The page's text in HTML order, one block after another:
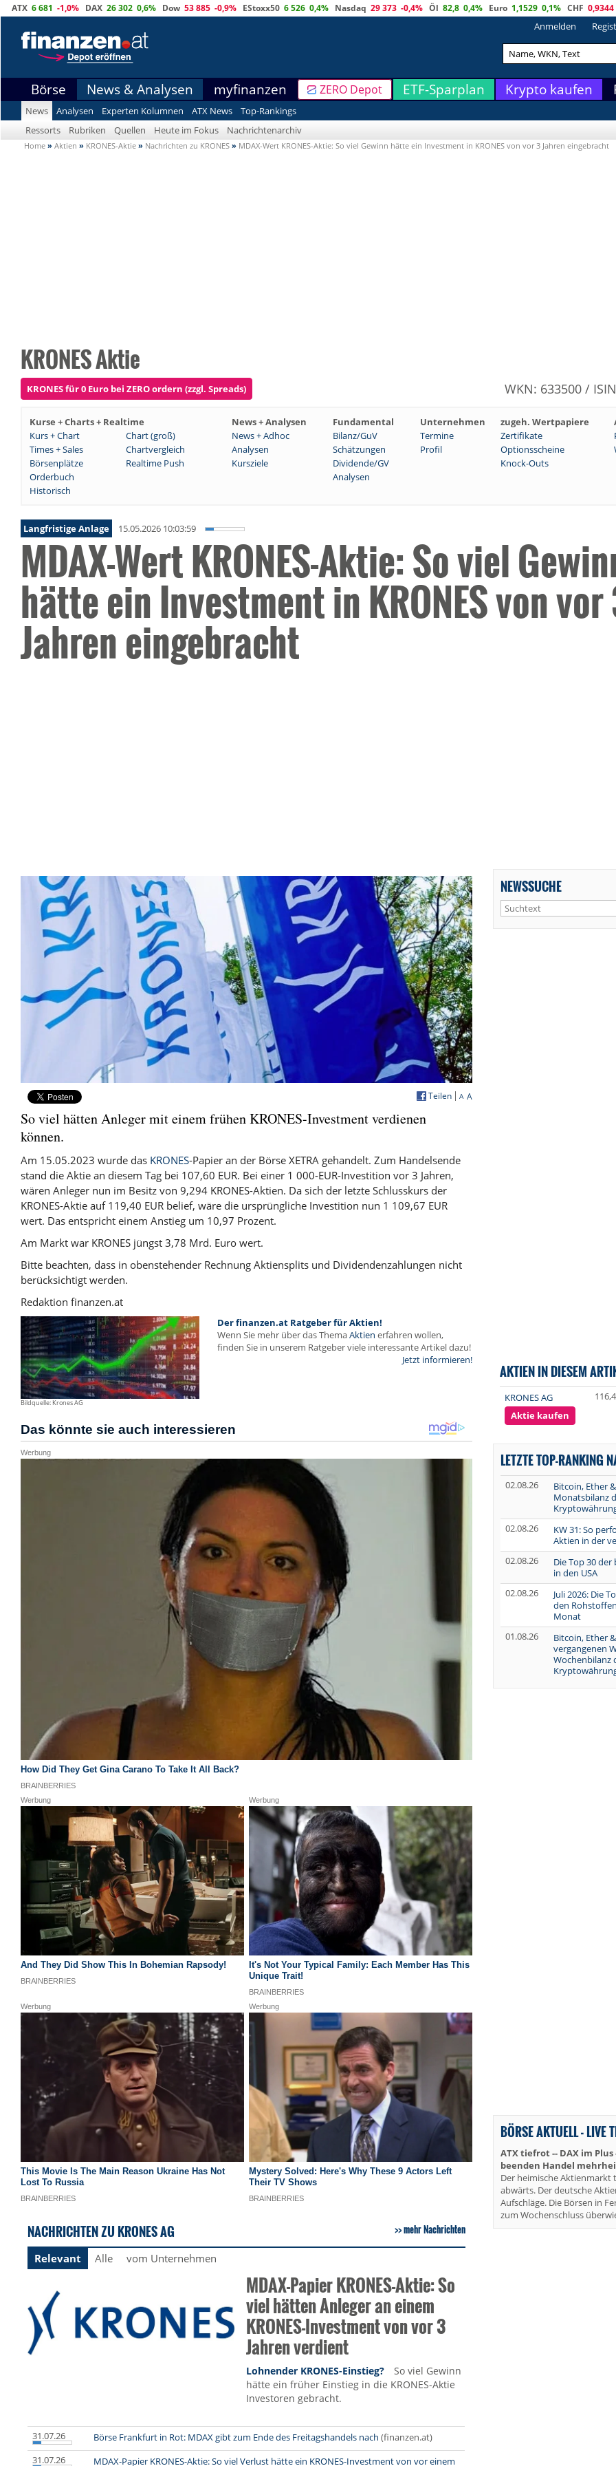
ATX 6 681 -1,0% DAX 26 302 0,6% Dow 53 885 -0,9% EStoxx50 6 526 0,4% Nasdaq 29 373 -0,4% Öl 82,8 0,4% Euro 1,1529 0,1% CHF 0,9344
Anmelden
Börse News & Analysen myfinanzen ZERO Depot ETF-Sparplan Krypto kaufen
News Analysen Experten Kolumnen ATX News
Top-Rankings
Ressorts
Rubriken Quellen Heute im Fokus Nachrichtenarchiv
Home » Aktien » KRONES-Aktie » Nachrichten zu KRONES » MDAX-Wert KRONES-Aktie: So viel Gewinn hätte ein Investment in KRONES von vor 3 Jahren eingebracht
KRONES Aktie
KRONES für 0 Euro bei ZERO ordern (zzgl. Spreads) WKN: 633500 /
Kurse + Charts + Realtime News + Analysen Fundamental Unternehmen zugeh. Wertpapiere
Kurs + Chart
Chart (groß) News + Adhoc Bilanz/GuV Termine Zertifikate
Times + Sales
Chartvergleich Analysen Schätzungen Profil Optionsscheine
Börsenplätze
Realtime Push Kursziele Dividende/GV
Knock-Outs
Orderbuch
Analysen
Historisch
Langfristige Anlage 15.05.2026 10:03:59
MDAX-Wert KRONES-Aktie: So viel
hätte ein Investment in KRONES von vor
Jahren eingebracht
A
A
Teilen
So viel hätten Anleger mit einem frühen KRONES-Investment verdienen
können.
Am 15.05.2023 wurde das KRONES-Papier an der Börse XETRA gehandelt. Zum Handelsende
stand die Aktie an diesem Tag bei 107,60 EUR. Bei einer 1 000-EUR-Investition vor 3 Jahren,
wären Anleger nun im Besitz von 9,294 KRONES-Aktien. Da sich der letzte Schlusskurs der
KRONES-Aktie auf 119,40 EUR belief, wäre die ursprüngliche Investition nun 1 109,67 EUR
wert. Das entspricht einem Anstieg um 10,97 Prozent.
Am Markt war KRONES jüngst 3,78 Mrd. Euro wert.
Bitte beachten, dass in obenstehender Rechnung Aktiensplits und Dividendenzahlungen nicht
berücksichtigt werden.
Redaktion finanzen.at
Der finanzen.at Ratgeber für Aktien!
Wenn Sie mehr über das ThemaAktien erfahren wollen,
finden Sie in unserem Ratgeber viele interessante Artikel dazu!
Jetzt informieren!
Bildquelle: Krones AG
NACHRICHTEN ZU KRONES AG mehr Nachrichten
Relevant Alle vom Unternehmen
MDAX-Papier KRONES-Aktie: So
viel hätten Anleger an einem
KRONES-Investment von vor 3
Jahren verdient
Lohnender KRONES-Einstieg?
So viel Gewinn
hätte ein früher Einstieg in die KRONES-Aktie
Investoren gebracht.
31.07.26 Börse Frankfurt in Rot: MDAX gibt zum Ende des Freitagshandels nach (finanzen.at)
31.07.26
MDAX-Papier KRONES-Aktie: So viel Verlust hätte ein KRONES-Investment von vor einem
NEWSSUCHE
AKTIEN IN DIESEM
KRONES AG
Aktie kaufen
LETZTE TOP-RANKING
02.08.26
Bitcoin, Ether
Monatsbilanz
02.08.26
KW 31: So
Aktien in der
02.08.26
Die Top 30 der
in den USA
02.08.26
Juli 2026: Die
den
Monat
01.08.26
Bitcoin, Ether
vergangenen
Wochenbilanz
BÖRSE AKTUELL - LIVE
ATX tiefrot -- DAX im Plus
beenden Handel
Der heimische Aktienmarkt
abwärts. Der deutsche
Aufschläge. Die Börsen in
zum Wochenschluss